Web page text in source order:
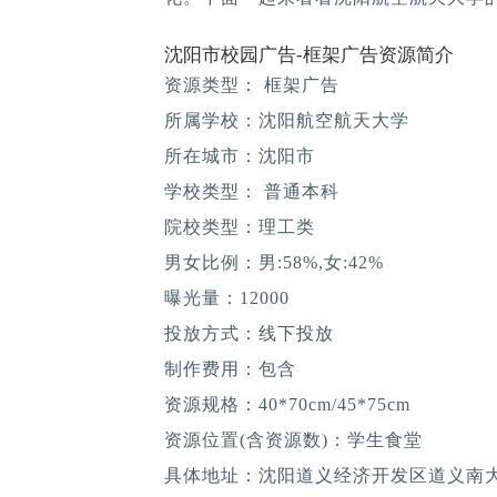
沈阳市校园广告-框架广告资源简介
资源类型： 框架广告
所属学校：沈阳航空航天大学
所在城市：沈阳市
学校类型： 普通本科
院校类型：理工类
男女比例：男:58%,女:42%
曝光量：12000
投放方式：线下投放
制作费用：包含
资源规格：40*70cm/45*75cm
资源位置(含资源数)：学生食堂
具体地址：沈阳道义经济开发区道义南